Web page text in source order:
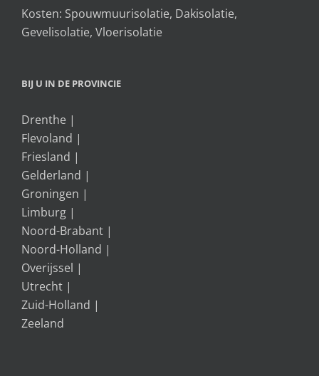
Kosten: Spouwmuurisolatie, Dakisolatie,
Gevelisolatie, Vloerisolatie
BIJ U IN DE PROVINCIE
Drenthe |
Flevoland |
Friesland |
Gelderland |
Groningen |
Limburg |
Noord-Brabant |
Noord-Holland |
Overijssel |
Utrecht |
Zuid-Holland |
Zeeland